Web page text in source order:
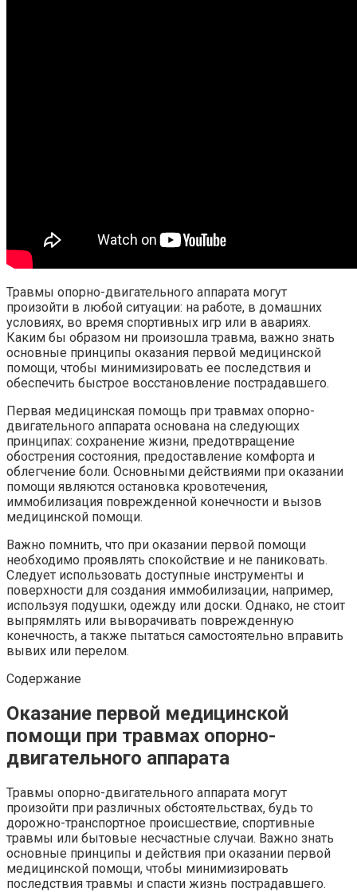
Травмы опорно-двигательного аппарата могут
произойти в любой ситуации: на работе, в домашних
условиях, во время спортивных игр или в авариях.
Каким бы образом ни произошла травма, важно знать
основные принципы оказания первой медицинской
помощи, чтобы минимизировать ее последствия и
обеспечить быстрое восстановление пострадавшего.
Первая медицинская помощь при травмах опорно-
двигательного аппарата основана на следующих
принципах: сохранение жизни, предотвращение
обострения состояния, предоставление комфорта и
облегчение боли. Основными действиями при оказании
помощи являются остановка кровотечения,
иммобилизация поврежденной конечности и вызов
медицинской помощи.
Важно помнить, что при оказании первой помощи
необходимо проявлять спокойствие и не паниковать.
Следует использовать доступные инструменты и
поверхности для создания иммобилизации, например,
используя подушки, одежду или доски. Однако, не стоит
выпрямлять или выворачивать поврежденную
конечность, а также пытаться самостоятельно вправить
вывих или перелом.
Содержание
Оказание первой медицинской
помощи при травмах опорно-
двигательного аппарата
Травмы опорно-двигательного аппарата могут
произойти при различных обстоятельствах, будь то
дорожно-транспортное происшествие, спортивные
травмы или бытовые несчастные случаи. Важно знать
основные принципы и действия при оказании первой
медицинской помощи, чтобы минимизировать
последствия травмы и спасти жизнь пострадавшего.